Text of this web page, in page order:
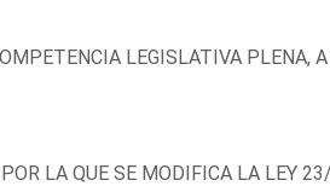
LEGISLATIVA PLENA,
LA QUE SE MODIFICA LA LEY